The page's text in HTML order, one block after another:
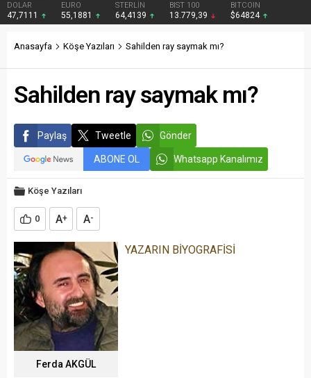
DOLAR
47,7111
EURO
55,1881
STERLİN
64,4139
BIST 100
13.779,39
BITCOIN
$64824
Anasayfa Köşe Yazıları Sahilden ray saymak mı?
Sahilden ray saymak mı?
Paylaş Tweetle Gönder
ABONE OL Whatsapp Kanalımız
Köşe Yazıları
0 A+ A-
Ferda AKGÜL
YAZARIN BİYOGRAFİSİ